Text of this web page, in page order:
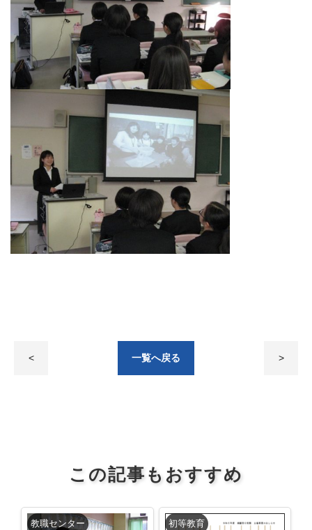
< 一覧へ戻る >
この記事もおすすめ
教職センター 初等教育